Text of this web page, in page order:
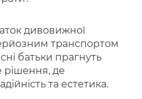
дивовижної
транспортом
батьки прагнуть
рішення, де
та естетика.